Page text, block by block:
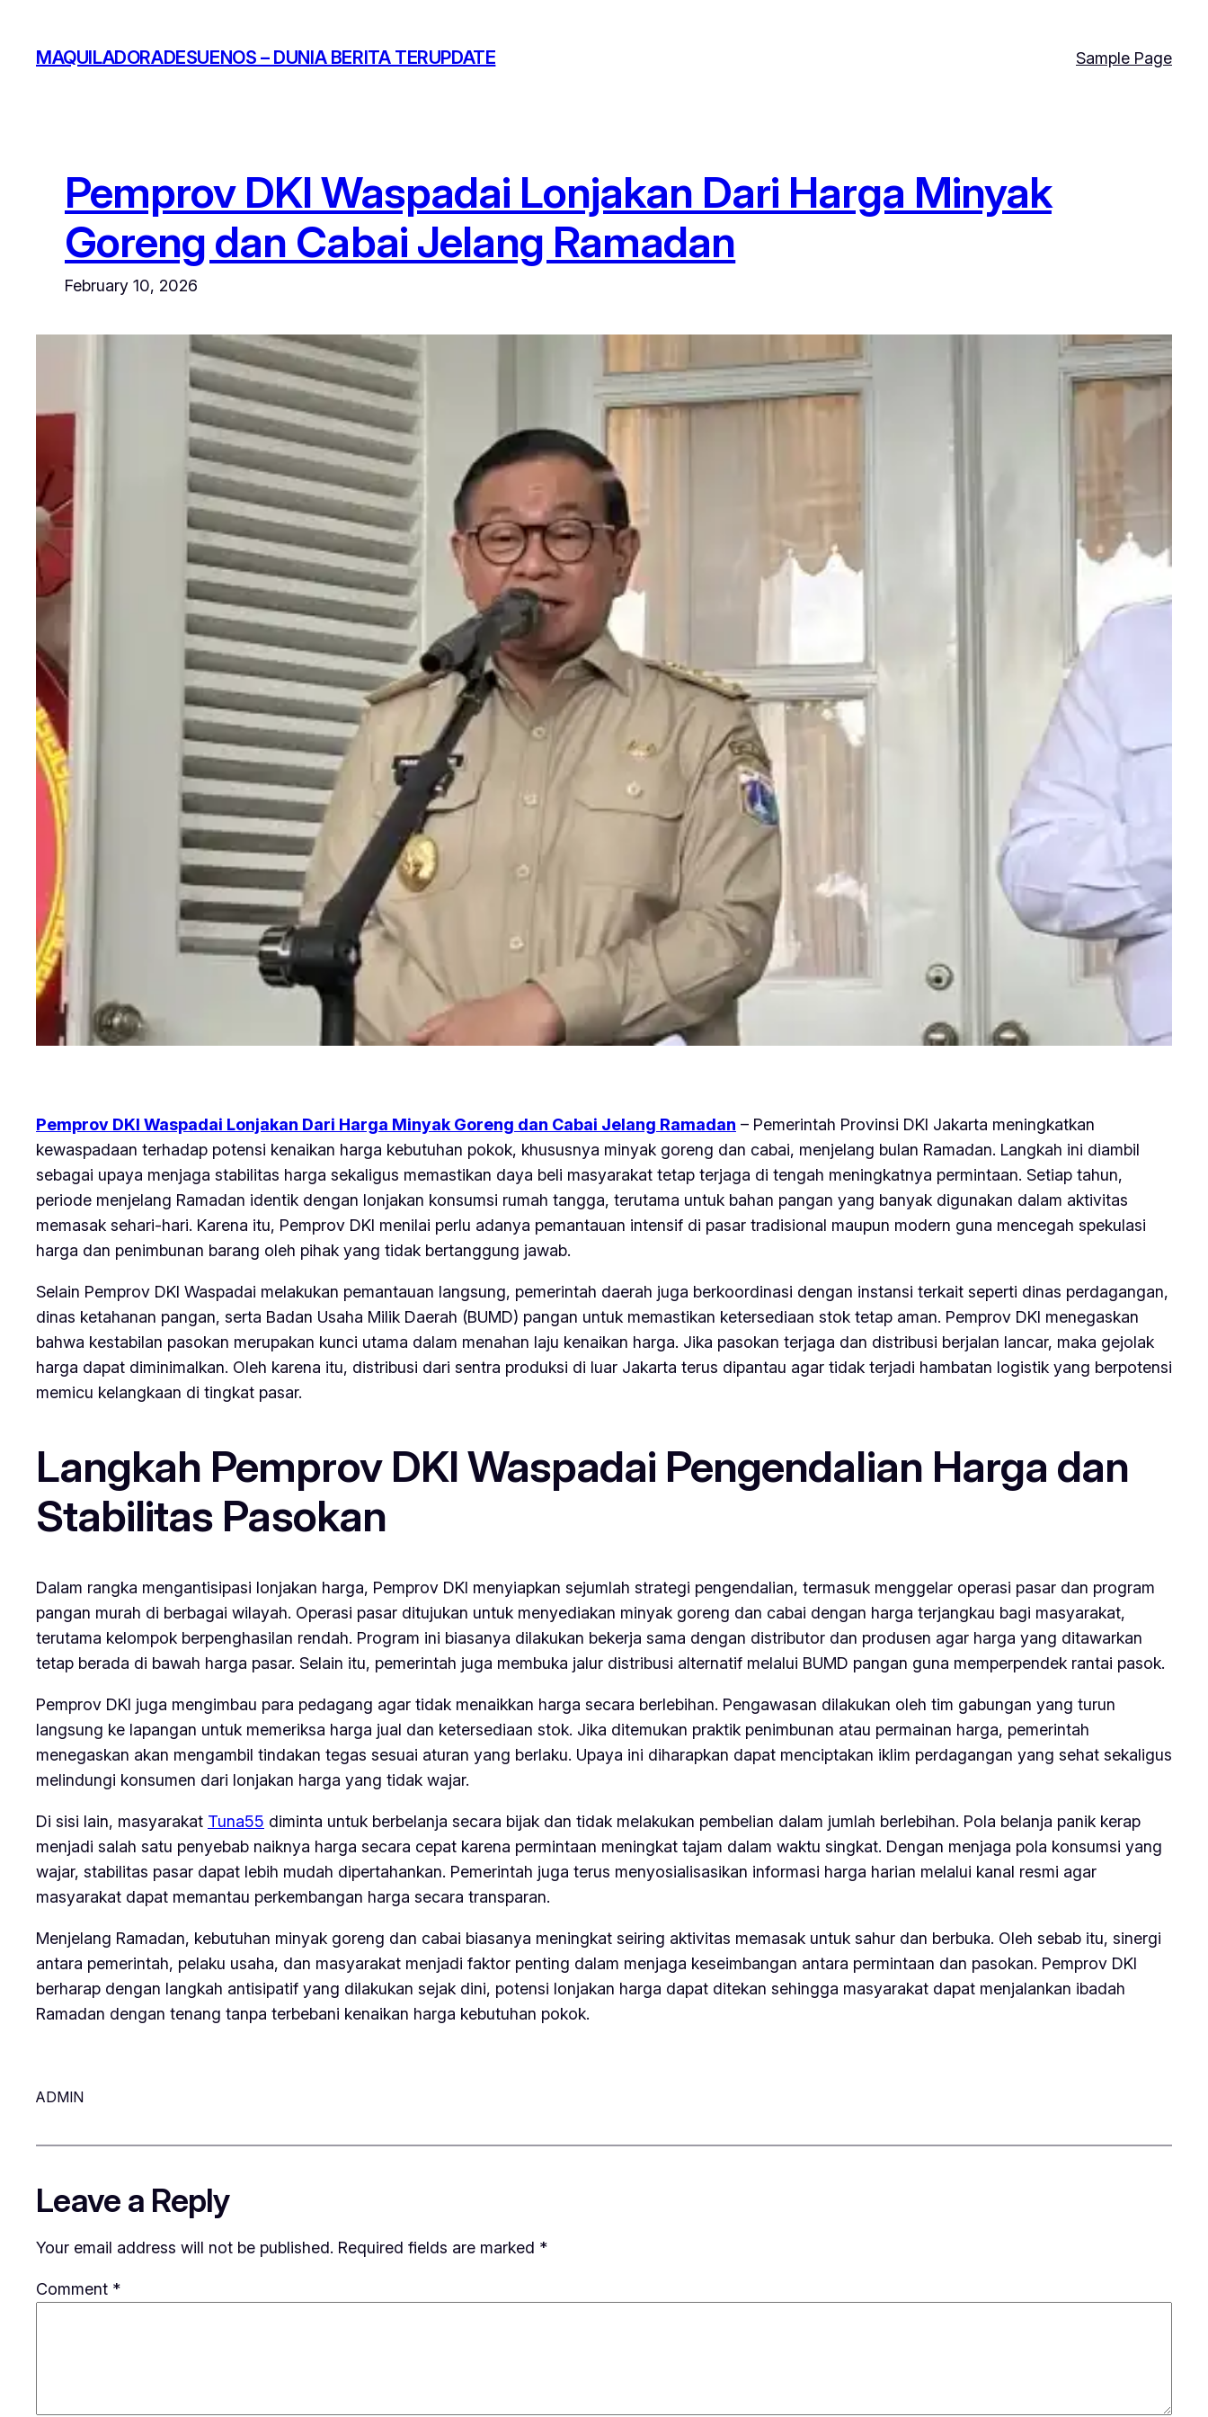
content
MAQUILADORADESUENOS – DUNIA BERITA TERUPDATE Sample Page
Pemprov DKI Waspadai Lonjakan Dari Harga Minyak
Goreng dan Cabai Jelang Ramadan
February 10, 2026
Pemprov DKI Waspadai Lonjakan Dari Harga Minyak Goreng dan Cabai Jelang Ramadan – Pemerintah Provinsi DKI Jakarta meningkatkan
kewaspadaan terhadap potensi kenaikan harga kebutuhan pokok, khususnya minyak goreng dan cabai, menjelang bulan Ramadan. Langkah ini diambil
sebagai upaya menjaga stabilitas harga sekaligus memastikan daya beli masyarakat tetap terjaga di tengah meningkatnya permintaan. Setiap tahun,
periode menjelang Ramadan identik dengan lonjakan konsumsi rumah tangga, terutama untuk bahan pangan yang banyak digunakan dalam aktivitas
memasak sehari-hari. Karena itu, Pemprov DKI menilai perlu adanya pemantauan intensif di pasar tradisional maupun modern guna mencegah spekulasi
harga dan penimbunan barang oleh pihak yang tidak bertanggung jawab.
Selain Pemprov DKI Waspadai melakukan pemantauan langsung, pemerintah daerah juga berkoordinasi dengan instansi terkait seperti dinas perdagangan,
dinas ketahanan pangan, serta Badan Usaha Milik Daerah (BUMD) pangan untuk memastikan ketersediaan stok tetap aman. Pemprov DKI menegaskan
bahwa kestabilan pasokan merupakan kunci utama dalam menahan laju kenaikan harga. Jika pasokan terjaga dan distribusi berjalan lancar, maka gejolak
harga dapat diminimalkan. Oleh karena itu, distribusi dari sentra produksi di luar Jakarta terus dipantau agar tidak terjadi hambatan logistik yang berpotensi
memicu kelangkaan di tingkat pasar.
Langkah Pemprov DKI Waspadai Pengendalian Harga dan
Stabilitas Pasokan
Dalam rangka mengantisipasi lonjakan harga, Pemprov DKI menyiapkan sejumlah strategi pengendalian, termasuk menggelar operasi pasar dan program
pangan murah di berbagai wilayah. Operasi pasar ditujukan untuk menyediakan minyak goreng dan cabai dengan harga terjangkau bagi masyarakat,
terutama kelompok berpenghasilan rendah. Program ini biasanya dilakukan bekerja sama dengan distributor dan produsen agar harga yang ditawarkan
tetap berada di bawah harga pasar. Selain itu, pemerintah juga membuka jalur distribusi alternatif melalui BUMD pangan guna memperpendek rantai pasok.
Pemprov DKI juga mengimbau para pedagang agar tidak menaikkan harga secara berlebihan. Pengawasan dilakukan oleh tim gabungan yang turun
langsung ke lapangan untuk memeriksa harga jual dan ketersediaan stok. Jika ditemukan praktik penimbunan atau permainan harga, pemerintah
menegaskan akan mengambil tindakan tegas sesuai aturan yang berlaku. Upaya ini diharapkan dapat menciptakan iklim perdagangan yang sehat sekaligus
melindungi konsumen dari lonjakan harga yang tidak wajar.
Di sisi lain, masyarakat Tuna55 diminta untuk berbelanja secara bijak dan tidak melakukan pembelian dalam jumlah berlebihan. Pola belanja panik kerap
menjadi salah satu penyebab naiknya harga secara cepat karena permintaan meningkat tajam dalam waktu singkat. Dengan menjaga pola konsumsi yang
wajar, stabilitas pasar dapat lebih mudah dipertahankan. Pemerintah juga terus menyosialisasikan informasi harga harian melalui kanal resmi agar
masyarakat dapat memantau perkembangan harga secara transparan.
Menjelang Ramadan, kebutuhan minyak goreng dan cabai biasanya meningkat seiring aktivitas memasak untuk sahur dan berbuka. Oleh sebab itu, sinergi
antara pemerintah, pelaku usaha, dan masyarakat menjadi faktor penting dalam menjaga keseimbangan antara permintaan dan pasokan. Pemprov DKI
berharap dengan langkah antisipatif yang dilakukan sejak dini, potensi lonjakan harga dapat ditekan sehingga masyarakat dapat menjalankan ibadah
Ramadan dengan tenang tanpa terbebani kenaikan harga kebutuhan pokok.
ADMIN
Leave a Reply
Your email address will not be published. Required fields are marked *
Comment *